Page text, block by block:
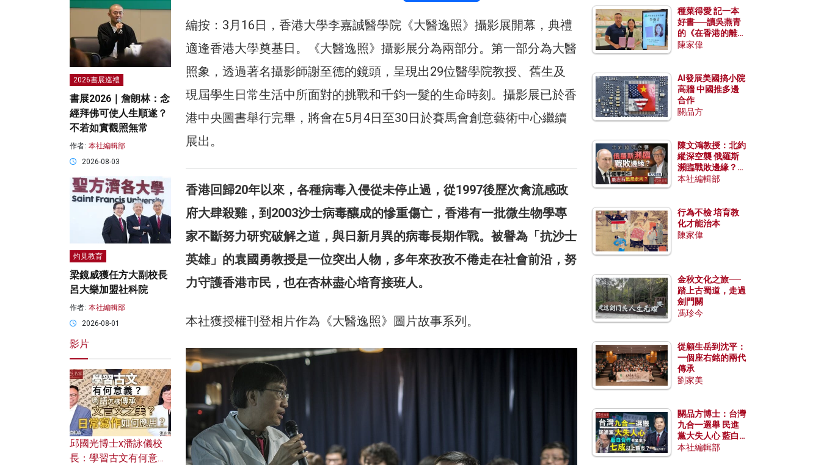
編按：3月16日，香港大學李嘉誠醫學院《大醫逸照》攝影展開幕，典禮
適逢香港大學奠基日。《大醫逸照》攝影展分為兩部分。第一部分為大醫
照象，透過著名攝影師謝至德的鏡頭，呈現出29位醫學院教授、舊生及
現屆學生日常生活中所面對的挑戰和千鈞一髮的生命時刻。攝影展已於香
港中央圖書舉行完畢，將會在5月4日至30日於賽馬會創意藝術中心繼續
展出。
香港回歸20年以來，各種病毒入侵從未停止過，從1997後歷次禽流感政
府大肆殺雞，到2003沙士病毒釀成的慘重傷亡，香港有一批微生物學專
家不斷努力研究破解之道，與日新月異的病毒長期作戰。被譽為「抗沙士
英雄」的袁國勇教授是一位突出人物，多年來孜孜不倦走在社會前沿，努
力守護香港市民，也在杏林盡心培育接班人。
本社獲授權刊登相片作為《大醫逸照》圖片故事系列。
2026書展巡禮
書展2026｜詹朗林：念
經拜佛可使人生順遂？
不若如實觀照無常
作者: 本社編輯部
2026-08-03
灼見教育
梁鏡威獲任方大副校長
呂大樂加盟社科院
作者: 本社編輯部
2026-08-01
影片
邱國光博士x潘詠儀校
長：學習古文有何意
種菜得愛 記一本
好書──讀吳燕青
的《在香港的離島
種菜》
陳家偉
AI發展美國搞小院
高牆 中國推多邊
合作
關品方
陳文鴻教授：北約
縱深空襲 俄羅斯
瀕臨戰敗邊緣？中
國零部件能左右戰
本社編輯部
行為不檢 培育教
化才能治本
陳家偉
金秋文化之旅──
踏上古蜀道，走過
劍門關
馮珍今
從顧生岳到沈平：
一個座右銘的兩代
傳承
劉家美
關品方博士：台灣
九合一選舉 民進
黨大失人心 藍白
合作有望拿下七成
本社編輯部